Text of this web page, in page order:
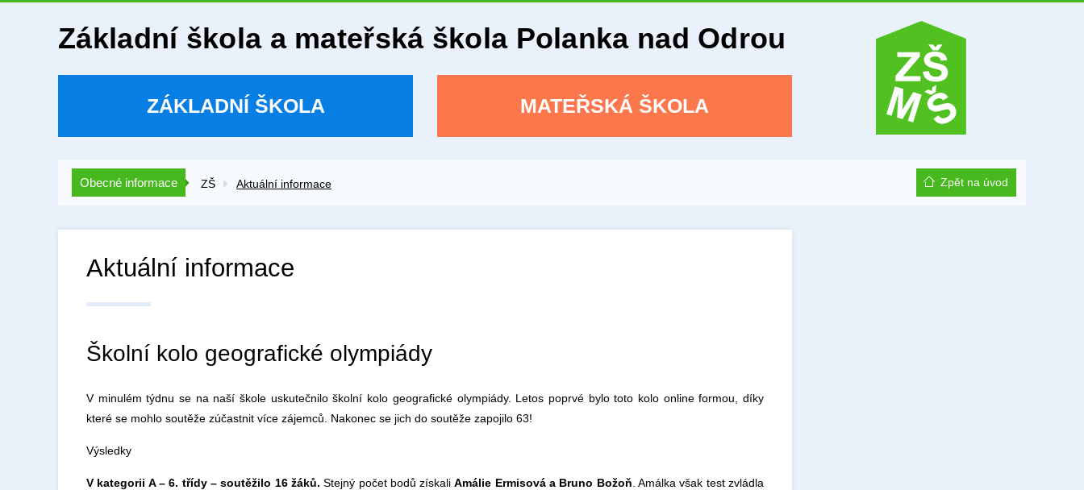
Základní škola a mateřská škola Polanka nad Odrou
ZÁKLADNÍ ŠKOLA MATEŘSKÁ ŠKOLA
Obecné informace ZŠ Aktuální informace Zpět na úvod
Aktuální informace
Školní kolo geografické olympiády
V minulém týdnu se na naší škole uskutečnilo školní kolo geografické olympiády. Letos poprvé bylo toto kolo online formou, díky
které se mohlo soutěže zúčastnit více zájemců. Nakonec se jich do soutěže zapojilo 63!
Výsledky
V kategorii A – 6. třídy – soutěžilo 16 žáků.Stejný počet bodů získaliAmálie Ermisová a Bruno Božoň . Amálka však test zvládla